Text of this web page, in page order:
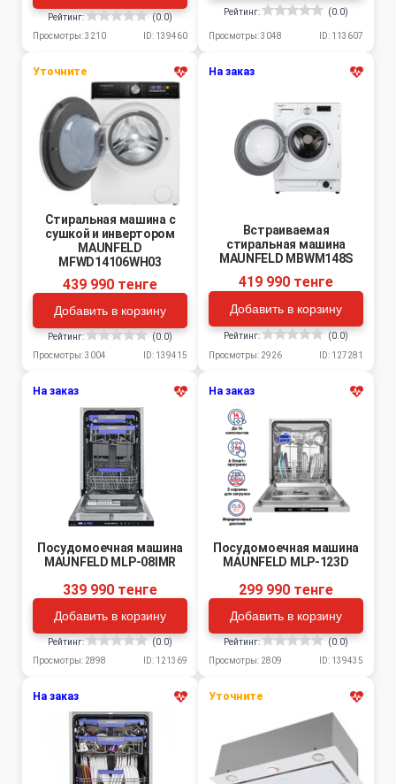
Рейтинг:
(0.0)
Просмотры: 3210
ID: 139460
Рейтинг: (0.0)
Просмотры: 3048 ID: 113607
Уточните
Стиральная машина c
сушкой и инвертором
MAUNFELD
MFWD14106WH03
439 990 тенге
Добавить в корзину
Рейтинг:
(0.0)
Просмотры: 3004
ID: 139415
На заказ
Встраиваемая
стиральная машина
MAUNFELD MBWM148S
419 990 тенге
Добавить в корзину
Рейтинг:
(0.0)
Просмотры: 2926
ID: 127281
На заказ
Посудомоечная машина
MAUNFELD MLP-08IMR
339 990 тенге
Добавить в корзину
Рейтинг:
(0.0)
Просмотры: 2898
ID: 121369
На заказ
Посудомоечная машина
MAUNFELD MLP-123D
299 990 тенге
Добавить в корзину
Рейтинг:
(0.0)
Просмотры: 2809
ID: 139435
На заказ Уточните